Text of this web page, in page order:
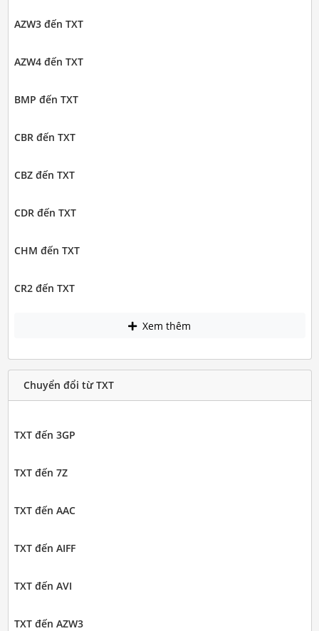
AZW3 đến TXT
AZW4 đến TXT
BMP đến TXT
CBR đến TXT
CBZ đến TXT
CDR đến TXT
CHM đến TXT
CR2 đến TXT
Xem thêm
Chuyển đổi từ TXT
TXT đến 3GP
TXT đến 7Z
TXT đến AAC
TXT đến AIFF
TXT đến AVI
TXT đến AZW3